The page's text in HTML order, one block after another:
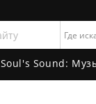
Soul's Sound: